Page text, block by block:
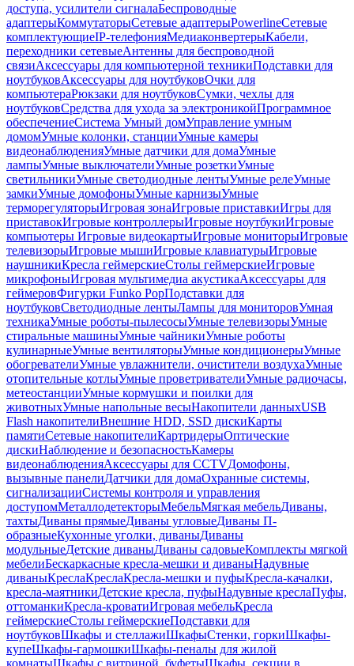
доступа, усилители сигналаБеспроводные
адаптерыКоммутаторыСетевые адаптерыPowerlineСетевые
комплектующиеIP-телефонияМедиаконвертерыКабели,
переходники сетевыеАнтенны для беспроводной
связиАксессуары для компьютерной техникиПодставки для
ноутбуковАксессуары для ноутбуковОчки для
компьютераРюкзаки для ноутбуковСумки, чехлы для
ноутбуковСредства для ухода за электроникойПрограммное
обеспечениеСистема Умный домУправление умным
домомУмные колонки, станцииУмные камеры
видеонаблюденияУмные датчики для домаУмные
лампыУмные выключателиУмные розеткиУмные
светильникиУмные светодиодные лентыУмные релеУмные
замкиУмные домофоныУмные карнизыУмные
терморегуляторыИгровая зонаИгровые приставкиИгры для
приставокИгровые контроллерыИгровые ноутбукиИгровые
компьютеры Игровые видеокартыИгровые мониторыИгровые
телевизорыИгровые мышиИгровые клавиатурыИгровые
наушникиКресла геймерскиеСтолы геймерскиеИгровые
микрофоныИгровая мультимедиа акустикаАксессуары для
геймеровФигурки Funko PopПодставки для
ноутбуковСветодиодные лентыЛампы для мониторовУмная
техникаУмные роботы-пылесосыУмные телевизорыУмные
стиральные машиныУмные чайникиУмные роботы
кулинарныеУмные вентиляторыУмные кондиционерыУмные
обогревателиУмные увлажнители, очистители воздухаУмные
отопительные котлыУмные проветривателиУмные радиочасы,
метеостанцииУмные кормушки и поилки для
животныхУмные напольные весыНакопители данныхUSB
Flash накопителиВнешние HDD, SSD дискиКарты
памятиСетевые накопителиКартридерыОптические
дискиНаблюдение и безопасностьКамеры
видеонаблюденияАксессуары для CCTVДомофоны,
вызывные панелиДатчики для домаОхранные системы,
сигнализацииСистемы контроля и управления
доступомМеталлодетекторыМебельМягкая мебельДиваны,
тахтыДиваны прямыеДиваны угловыеДиваны П-
образныеКухонные уголки, диваныДиваны
модульныеДетские диваныДиваны садовыеКомплекты мягкой
мебелиБескаркасные кресла-мешки и диваныНадувные
диваныКреслаКреслаКресла-мешки и пуфыКресла-качалки,
кресла-маятникиДетские кресла, пуфыНадувные креслаПуфы,
оттоманкиКресла-кроватиИгровая мебельКресла
геймерскиеСтолы геймерскиеПодставки для
ноутбуковШкафы и стеллажиШкафыСтенки, горкиШкафы-
купеШкафы-гармошкиШкафы-пеналы для жилой
комнатыШкафы с витриной, буфетыШкафы, секции в